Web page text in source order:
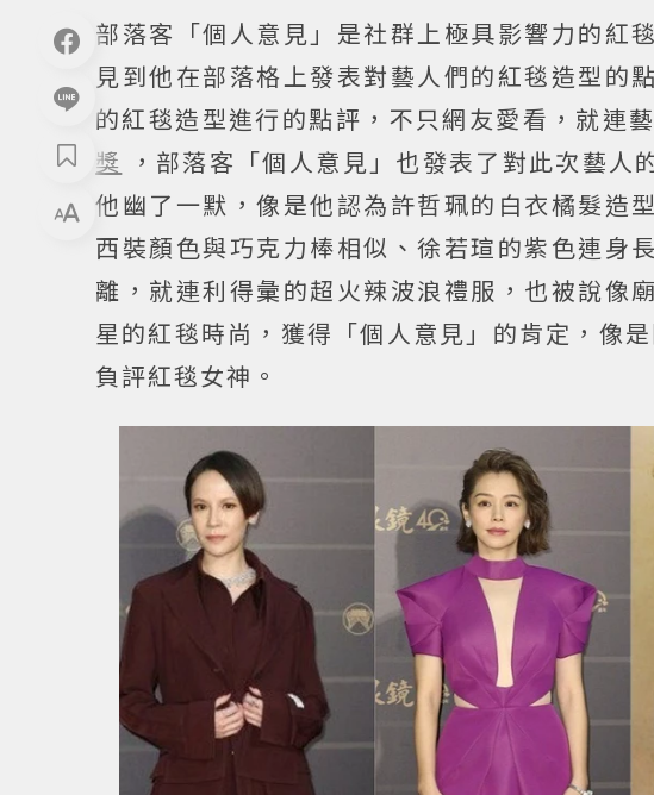
部落客「個人意見」是社群上極具影響力的紅
見到他在部落格上發表對藝人們的紅毯造型的
的紅毯造型進行的點評，不只網友愛看，就連
獎
，部落客「個人意見」也發表了對此次藝
他幽了一默，像是他認為許哲珮的白衣橘髮造
西裝顏色與巧克力棒相似、徐若瑄的紫色連身
離，就連利得彙的超火辣波浪禮服，也被說像
星的紅毯時尚，獲得「個人意見」的肯定，像
負評紅毯女神。